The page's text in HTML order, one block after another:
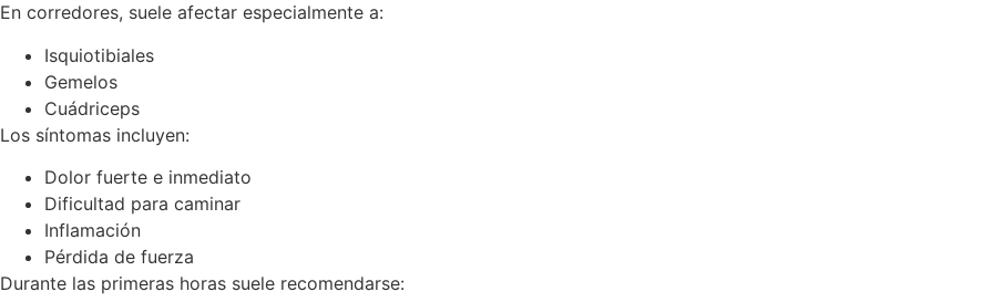
En corredores, suele afectar especialmente a:
Isquiotibiales
Gemelos
Cuádriceps
Los síntomas incluyen:
Dolor fuerte e inmediato
Dificultad para caminar
Inflamación
Pérdida de fuerza
Durante las primeras horas suele recomendarse: